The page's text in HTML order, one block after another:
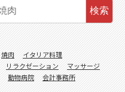
検索
焼肉
イタリア料理
リラクゼーション
マッサージ
動物病院
会計事務所